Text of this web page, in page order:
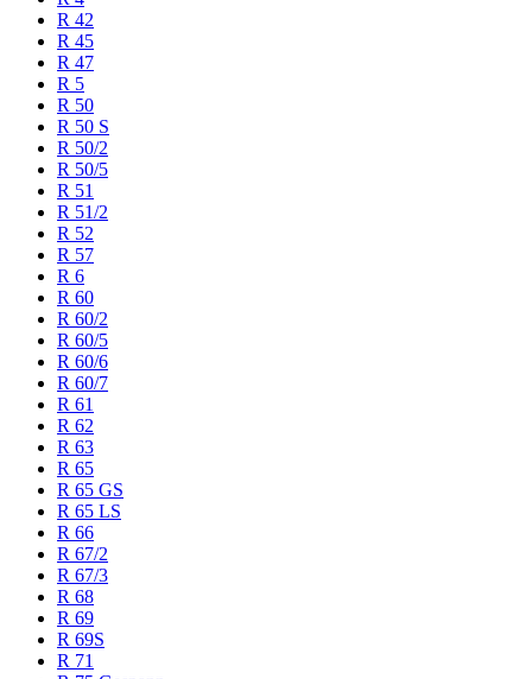
R 42
R 45
R 47
R 5
R 50
R 50 S
R 50/2
R 50/5
R 51
R 51/2
R 52
R 57
R 6
R 60
R 60/2
R 60/5
R 60/6
R 60/7
R 61
R 62
R 63
R 65
R 65 GS
R 65 LS
R 66
R 67/2
R 67/3
R 68
R 69
R 69S
R 71